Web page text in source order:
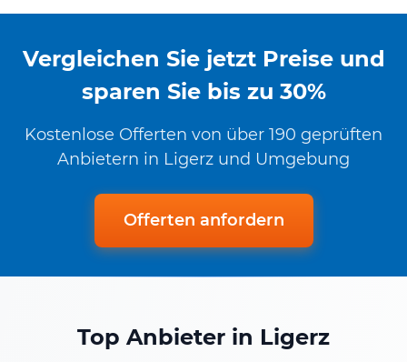
Vergleichen Sie jetzt Preise und
sparen Sie bis zu 30%
Kostenlose Offerten von über 190 geprüften
Anbietern in Ligerz und Umgebung
Offerten anfordern
Top Anbieter in Ligerz